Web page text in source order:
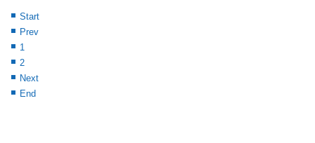
Start
Prev
1
2
Next
End